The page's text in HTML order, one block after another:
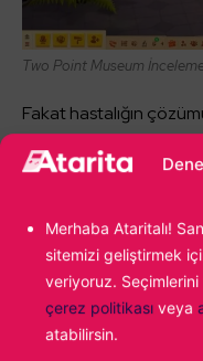
Merhaba Ataritalı!
sitemizi geliştirmek
veriyoruz.
çerez politikası veya
atabilirsin.
Two Point Museum
Fakat hastalığın
duymuş muydunuz? Bu
derde deva, benden
Hikâye modu bu 6 tarz
olacağımız şekilde bir